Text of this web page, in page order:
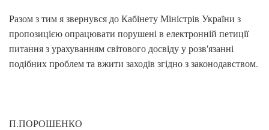
Разом з тим я звернувся до Кабінету Міністрів України з
пропозицією опрацювати порушені в електронній петиції
питання з урахуванням світового досвіду у розв'язанні
подібних проблем та вжити заходів згідно з законодавством.
П.ПОРОШЕНКО